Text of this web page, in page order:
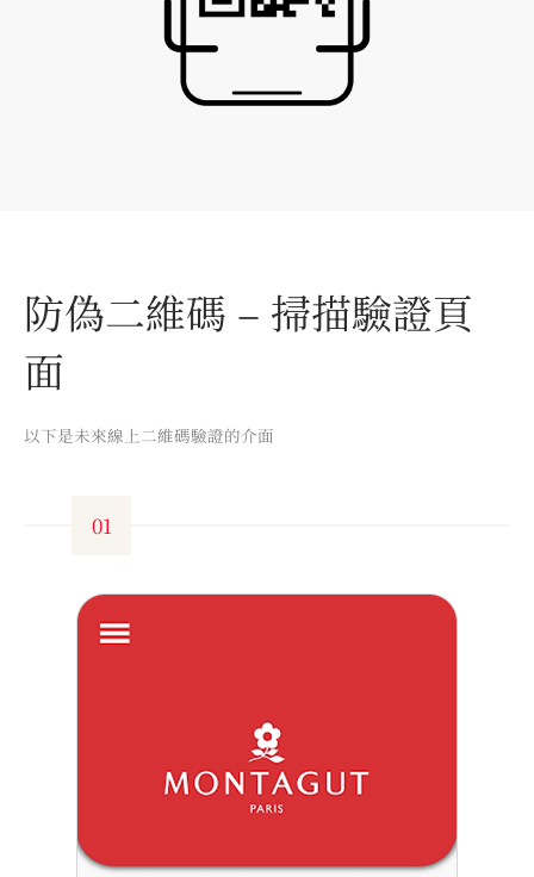
防偽二維碼 – 掃描驗證頁
面
以下是未來線上二維碼驗證的介面
01